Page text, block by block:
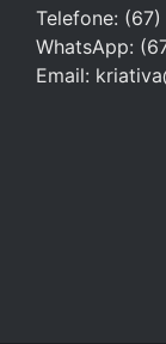
Telefone:
WhatsApp:
Email: